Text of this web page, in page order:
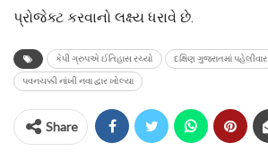
પ્રોજેક્ટ કરવાનો લક્ષ્ય ધરાવે છે.
કેપી ગ્રુપએ ઈતિહાસ રચ્યો દક્ષિણ ગુજરાતમાં પહેલીવાર
પવનચક્કી નાંખી નવા દ્વાર ખોલ્યા
Share